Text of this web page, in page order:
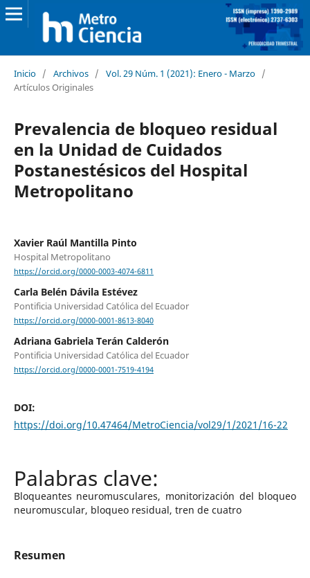
Inicio / Archivos / Vol. 29 Núm. 1 (2021): Enero - Marzo /
Artículos Originales
Prevalencia de bloqueo residual
en la Unidad de Cuidados
Postanestésicos del Hospital
Metropolitano
Xavier Raúl Mantilla Pinto
Hospital Metropolitano
https://orcid.org/0000-0003-4074-6811
Carla Belén Dávila Estévez
Pontificia Universidad Católica del Ecuador
https://orcid.org/0000-0001-8613-8040
Adriana Gabriela Terán Calderón
Pontificia Universidad Católica del Ecuador
https://orcid.org/0000-0001-7519-4194
DOI:
https://doi.org/10.47464/MetroCiencia/vol29/1/2021/16-22
Bloqueantes neuromusculares, monitorización del bloqueo
neuromuscular, bloqueo residual, tren de cuatro
Resumen